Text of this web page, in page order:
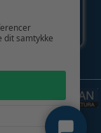
forbeholdes |
dit samtykke